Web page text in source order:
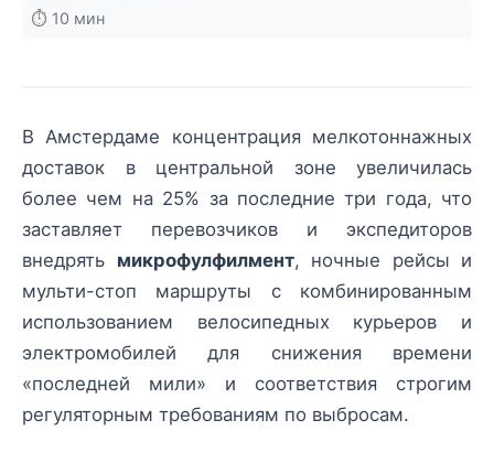
⏱️ 10 мин
В Амстердаме концентрация мелкотоннажных
доставок в центральной зоне увеличилась
более чем на 25% за последние три года, что
заставляет перевозчиков и экспедиторов
внедрять микрофулфилмент, ночные рейсы и
мульти-стоп маршруты с комбинированным
использованием велосипедных курьеров и
электромобилей для снижения времени
«последней мили» и соответствия строгим
регуляторным требованиям по выбросам.